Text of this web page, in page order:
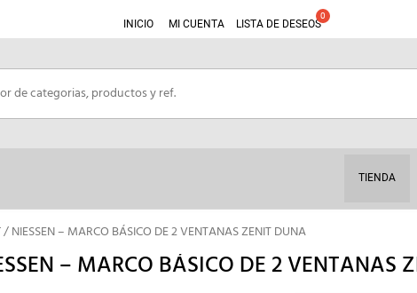
INICIO MI CUENTA LISTA DE DESEOS
TIENDA
/ NIESSEN – MARCO BÁSICO DE 2 VENTANAS ZENIT DUNA
– MARCO BÁSICO DE 2 VENTANAS